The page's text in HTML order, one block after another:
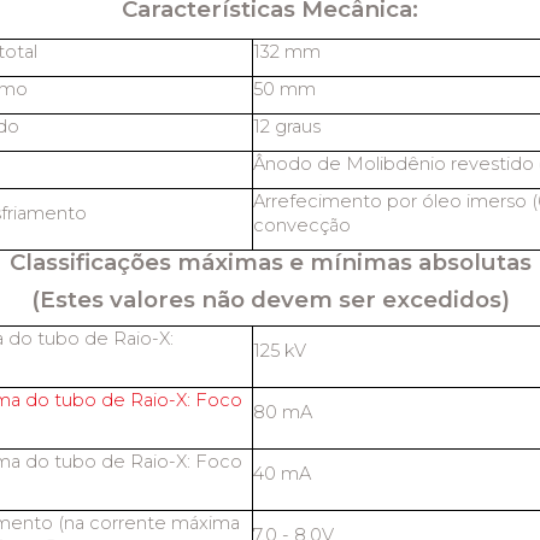
Características Mecânica:
132 mm
50 mm
12 graus
Ânodo de Molibdênio revestido
Arrefecimento por óleo imerso
convecção
Classificações máximas e mínimas absolutas
(Estes valores não devem ser excedidos)
do tubo de Raio-X:
125 kV
do tubo de Raio-X: Foco
80 mA
do tubo de Raio-X: Foco
40 mA
(na corrente máxima
7.0 - 8.0V